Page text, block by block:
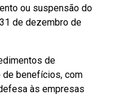
ou suspensão do
de dezembro de
de
de benefícios, com
às empresas